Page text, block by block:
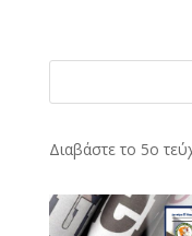
Διαβάστε το 5ο